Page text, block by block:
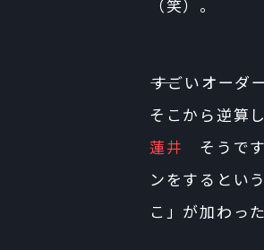
（笑）。
――すごいオー
そこから逆算
蓮井
そうで
ンをするとい
こ」が加わっ